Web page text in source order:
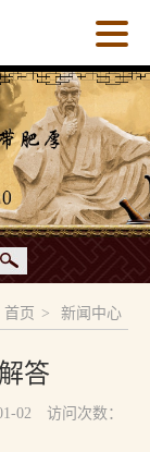
首页 > 新闻中心
答
02
访问次数：